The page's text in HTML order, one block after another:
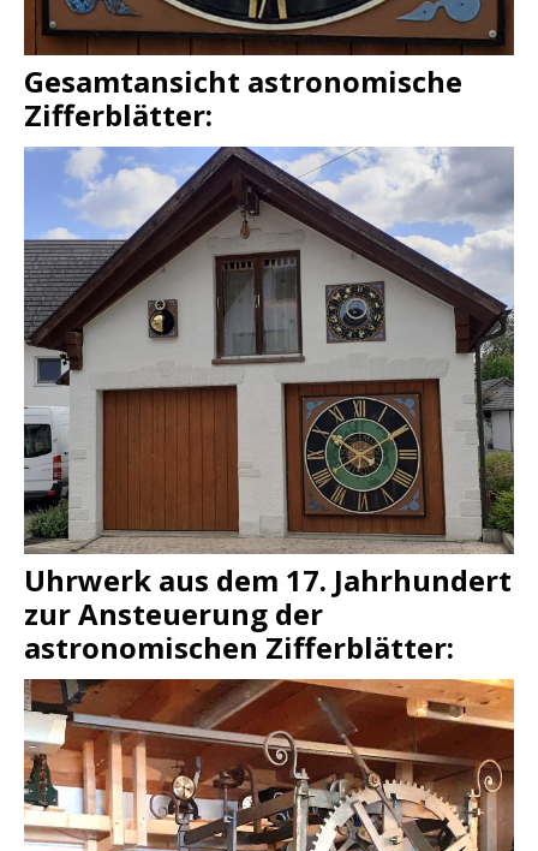
Gesamtansicht astronomische
Zifferblätter:
Uhrwerk aus dem 17. Jahrhundert
zur Ansteuerung der
astronomischen Zifferblätter: